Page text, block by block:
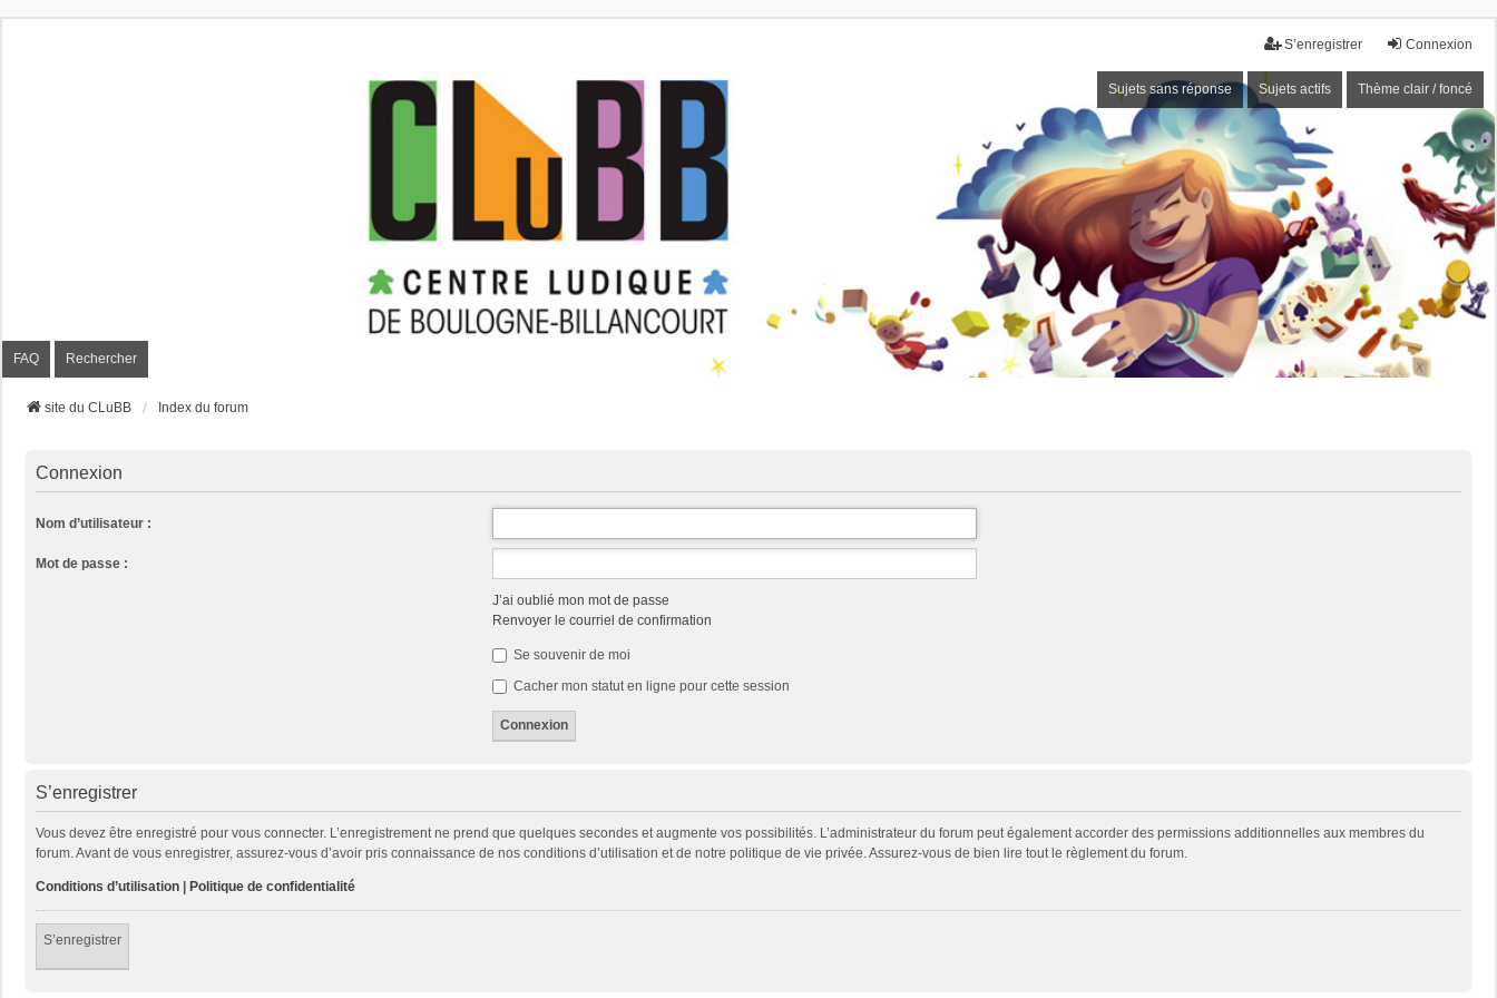
Connexion
S’enregistrer
Sujets sans réponse Sujets actifs Thème clair / foncé
FAQ Rechercher
site du CLuBB Index du forum
Connexion
Nom d’utilisateur :
Mot de passe :
J’ai oublié mon mot de passe
Renvoyer le courriel de confirmation
Se souvenir de moi
Cacher mon statut en ligne pour cette session
S’enregistrer
Vous devez être enregistré pour vous connecter. L’enregistrement ne prend que quelques secondes et augmente vos possibilités. L’administrateur du forum peut également accorder des permissions additionnelles aux membres du
forum. Avant de vous enregistrer, assurez-vous d’avoir pris connaissance de nos conditions d’utilisation et de notre politique de vie privée. Assurez-vous de bien lire tout le règlement du forum.
Conditions d’utilisation | Politique de confidentialité
S’enregistrer